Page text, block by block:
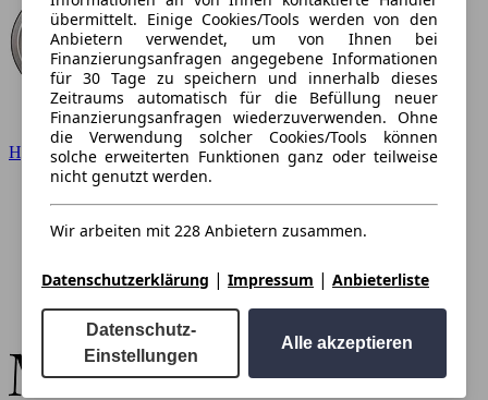
Hyundai
übermittelt. Einige Cookies/Tools werden von den
Anbietern verwendet, um von Ihnen bei
Finanzierungsanfragen angegebene Informationen
für 30 Tage zu speichern und innerhalb dieses
Zeitraums automatisch für die Befüllung neuer
Finanzierungsanfragen wiederzuverwenden. Ohne
die Verwendung solcher Cookies/Tools können
solche erweiterten Funktionen ganz oder teilweise
nicht genutzt werden.
Wir arbeiten mit 228 Anbietern zusammen.
Datenschutzerklärung | Impressum | Anbieterliste
Datenschutz-
Einstellungen
Alle akzeptieren